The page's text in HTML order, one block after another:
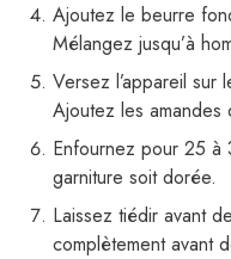
Ajoutez le beurre
Mélangez jusqu’à
Versez l’appareil
Ajoutez les amandes
Enfournez pour 25 à
garniture soit dorée.
Laissez tiédir avant
complètement avant